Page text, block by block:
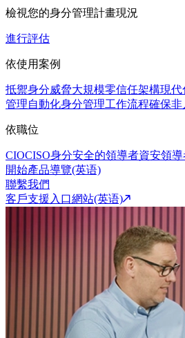
檢視您的身分管理計畫現況
進行評估
依使用案例
抵禦身分威脅大規模零信任架構現代
管理自動化身分管理工作流程確保非
依職位
CIOCISO身分安全的領導者資安領導
開始產品導覽(英语)
聯繫我們
客戶支援入口網站(英语)